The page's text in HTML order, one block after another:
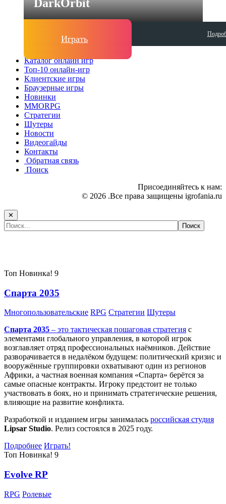
DarkOrbit
Играть
Каталог онлайн игр
Топ-10 онлайн-игр
Клиентские игры
Браузерные игры
Новинки
MMORPG
Стратегии
Шутеры
Новости
Видеогайды
Контакты
Обратная связь
Поиск
Присоединяйтесь к нам:
© 2026 .Все права защищены igrofania.ru
✕
Топ Новинка! 9
Спарта 2035
Многопользовательские RPG Стратегии Шутеры
Спарта 2035 – это тактическая пошаговая стратегия с
элементами глобального управления, в которой игрок
возглавляет отряд профессиональных наёмников. Действие
разворачивается в недалёком будущем: политический кризис и
вооружённые группировки охватывают один из регионов
Африки, а частная военная компания «Спарта» берётся за
самые опасные контракты. Игроку предстоит не только
участвовать в боях, но и принимать стратегические решения,
влияющие на развитие конфликта.
Разработкой и изданием игры занималась российская студия
Lipsar Studio. Релиз состоялся в 2025 году.
Подробнее Играть!
Топ Новинка! 9
Evolve RP
RPG Ролевые